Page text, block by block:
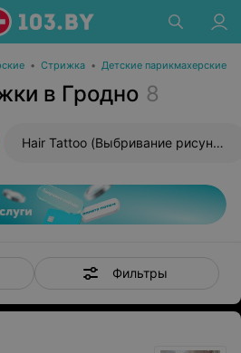
• Стрижка • Детские парикмахерские
в Гродно 8
Hair Tattoo (Выбривание рисунка)
Фильтры